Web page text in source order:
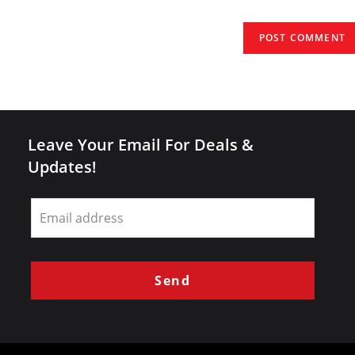
Leave Your Email For Deals &
Updates!
Leave
this
field
blank
Send